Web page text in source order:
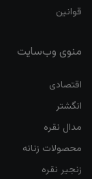
قوانین
منوی وب‌سایت
اقتصادی
انگشتر
مدال نقره
محصولات زنانه
زنجیر نقره